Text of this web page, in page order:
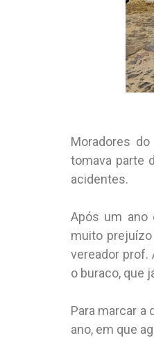
Moradores
tomava parte
acidentes.
Após um ano
muito
vereador prof.
o buraco, que
Para marcar a
ano, em que